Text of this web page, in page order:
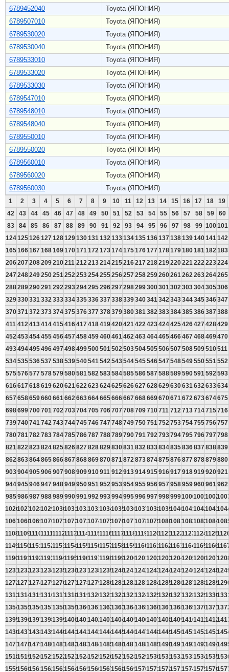
6789452040
Toyota (ЯПОНИЯ)
6789507010
Toyota (ЯПОНИЯ)
6789530020
Toyota (ЯПОНИЯ)
6789530040
Toyota (ЯПОНИЯ)
6789533010
Toyota (ЯПОНИЯ)
6789533020
Toyota (ЯПОНИЯ)
6789533030
Toyota (ЯПОНИЯ)
6789547010
Toyota (ЯПОНИЯ)
6789548010
Toyota (ЯПОНИЯ)
6789548040
Toyota (ЯПОНИЯ)
6789550010
Toyota (ЯПОНИЯ)
6789550020
Toyota (ЯПОНИЯ)
6789560010
Toyota (ЯПОНИЯ)
6789560020
Toyota (ЯПОНИЯ)
6789560030
Toyota (ЯПОНИЯ)
1 2 3 4 5 6 7 8 9 10 11 12 13 14 15 16 17 18
19
42
43 44 45 46 47 48 49 50 51 52 53 54 55 56 57 58 59
60
83
84 85 86 87 88 89 90 91 92 93 94 95 96 97 98 99 100101
124125126127128129130131 132 133134135136137138139140141 142
165166167168169170171 172 173174175176177178179180181 182 183
206207208209210211 212 213214215216217218219220221 222 223224
247248249250251 252 253254255256257258259260261 262 263264265
288289290291 292 293294295296297298299300301 302 303304305306
329330331 332 333334335336337338339340341 342 343344345346347
370371 372 373374375376377378379380381 382 383384385386387388
411 412 413414415416417418419420421 422 423424425426427428429
452 453454455456457458459460461 462 463464465466467468469470
493494495496497498499500501 502 503504505506507508509510511
534535536537538539540541 542 543544545546547548549550551 552
575576577578579580581 582 583584585586587588589590591 592 593
616617618619620621 622 623624625626627628629630631 632 633634
657658659660661 662 663664665666667668669670671 672 673674675
698699700701 702 703704705706707708709710711 712 713714715716
739740741 742 743744745746747748749750751 752 753754755756757
780781 782 783784785786787788789790791 792 793794795796797798
821 822 823824825826827828829830831 832 833834835836837838839
862 863864865866867868869870871 872 873874875876877878879880
903904905906907908909910911 912 913914915916917918919920921
944945946947948949950951 952 953954955956957958959960961 962
985986987988989990991 992 993994995996997998999100010011002
102610271028102910301031103210331034103510361037103810391040104110421043
106710681069107010711072107310741075107610771078107910801081108210831084
110811091110111111121113111411151116111711181119112011211122112311241125
114911501151115211531154115511561157115811591160116111621163116411651166
119011911192119311941195119611971198119912001201120212031204120512061207
123112321233123412351236123712381239124012411242124312441245124612471248
127212731274127512761277127812791280128112821283128412851286128712881289
131313141315131613171318131913201321132213231324132513261327132813291330
135413551356135713581359136013611362136313641365136613671368136913701371
139513961397139813991400140114021403140414051406140714081409141014111412
143614371438143914401441144214431444144514461447144814491450145114521453
147714781479148014811482148314841485148614871488148914901491149214931494
151815191520152115221523152415251526152715281529153015311532153315341535
155915601561156215631564156515661567156815691570157115721573157415751576